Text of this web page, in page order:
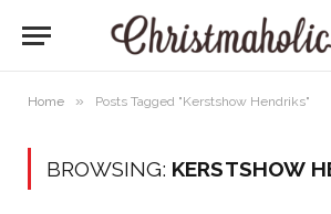
Home » Posts Tagged "Kerstshow Hendriks"
BROWSING: KERSTSHOW